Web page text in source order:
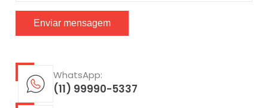
WhatsApp:
(11) 99990-5337